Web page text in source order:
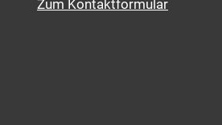
Zum Kontaktformular